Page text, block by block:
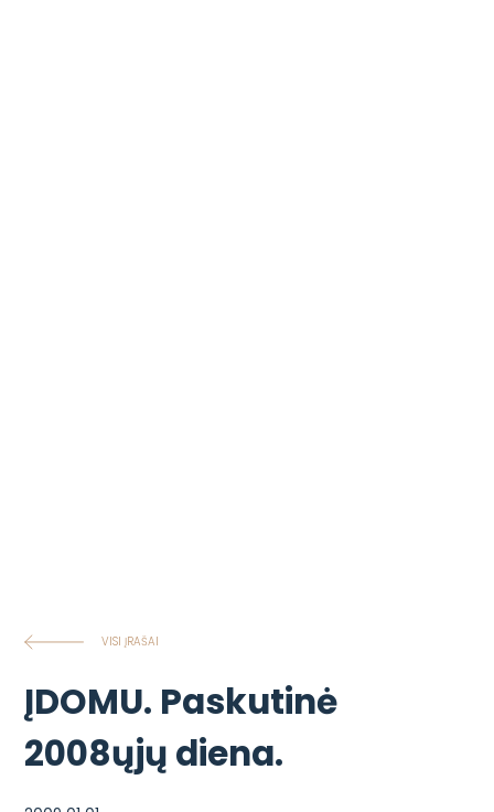
VISI ĮRAŠAI
ĮDOMU. Paskutinė
2008ųjų diena.